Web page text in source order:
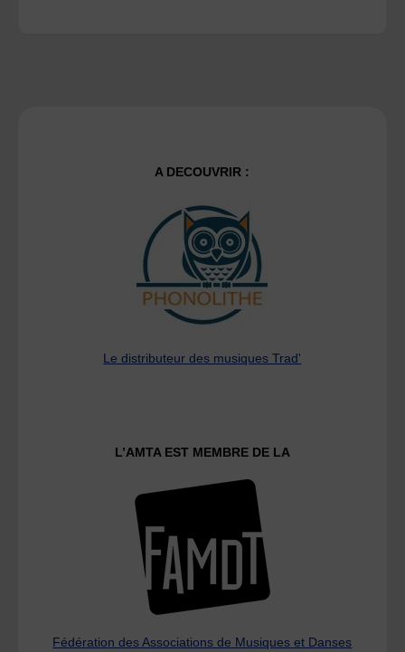
A DECOUVRIR :
Le distributeur des musiques Trad'
L’AMTA EST MEMBRE DE LA
Fédération des Associations de Musiques et Danses